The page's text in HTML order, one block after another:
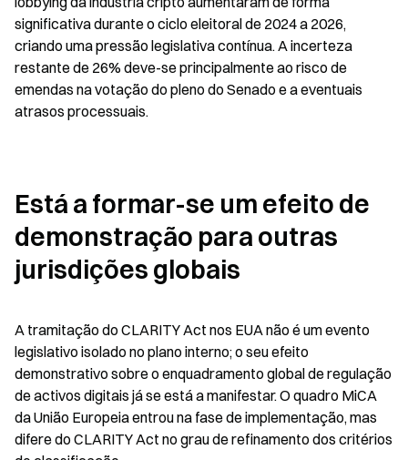
significativa durante o ciclo eleitoral de 2024 a 2026,
criando uma pressão legislativa contínua. A incerteza
restante de 26% deve-se principalmente ao risco de
emendas na votação do pleno do Senado e a eventuais
atrasos processuais.
Está a formar-se um efeito de
demonstração para outras
jurisdições globais
A tramitação do CLARITY Act nos EUA não é um evento
legislativo isolado no plano interno; o seu efeito
demonstrativo sobre o enquadramento global de regulação
de activos digitais já se está a manifestar. O quadro MiCA
da União Europeia entrou na fase de implementação, mas
difere do CLARITY Act no grau de refinamento dos critérios